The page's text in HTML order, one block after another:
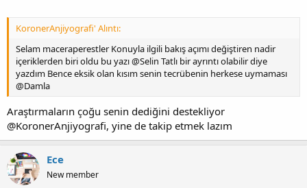
KoronerAnjiyografi' Alıntı:
Selam maceraperestler Konuyla ilgili bakış açımı değiştiren nadir
içeriklerden biri oldu bu yazı @Selin Tatlı bir ayrıntı olabilir diye
yazdım Bence eksik olan kısım senin tecrübenin herkese uymaması
@Damla
Araştırmaların çoğu senin dediğini destekliyor
@KoronerAnjiyografi, yine de takip etmek lazım
Ece
New member